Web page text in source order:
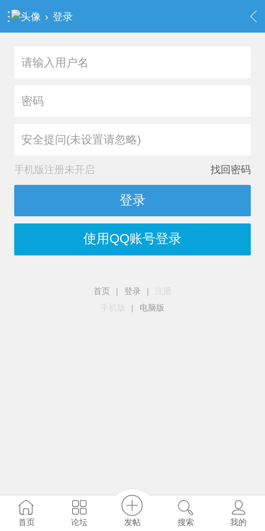
› 登录
安全提问(未设置请忽略)
手机版注册未开启 找回密码
登录
使用QQ账号登录
首页 | 登录 |
手机版
| 电脑版
首页 论坛 发帖 搜索 我的